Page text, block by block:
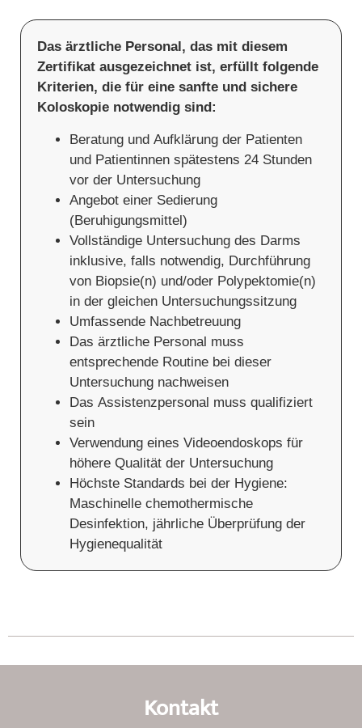
Das ärztliche Personal, das mit diesem
Zertifikat ausgezeichnet ist, erfüllt folgende
Kriterien, die für eine sanfte und sichere
Koloskopie notwendig sind:
Beratung und Aufklärung der Patienten
und Patientinnen spätestens 24 Stunden
vor der Untersuchung
Angebot einer Sedierung
(Beruhigungsmittel)
Vollständige Untersuchung des Darms
inklusive, falls notwendig, Durchführung
von Biopsie(n) und/oder Polypektomie(n)
in der gleichen Untersuchungssitzung
Umfassende Nachbetreuung
Das ärztliche Personal muss
entsprechende Routine bei dieser
Untersuchung nachweisen
Das Assistenzpersonal muss qualifiziert
sein
Verwendung eines Videoendoskops für
höhere Qualität der Untersuchung
Höchste Standards bei der Hygiene:
Maschinelle chemothermische
Desinfektion, jährliche Überprüfung der
Hygienequalität
Kontakt